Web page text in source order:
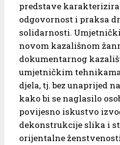
predstave
odgovornost i praksa
solidarnosti.
novom kazališnom
dokumentarnog
umjetničkim
djela, tj. bez unaprijed
kako bi se naglasilo
povijesno iskustvo
dekonstrukcije slika i
orijentalne